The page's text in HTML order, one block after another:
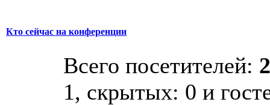
Кто сейчас на конференции
Всего посетителей:
1, скрытых: 0 и